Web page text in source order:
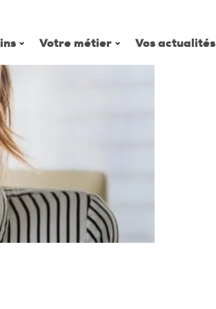
Votre métier Vos actualités